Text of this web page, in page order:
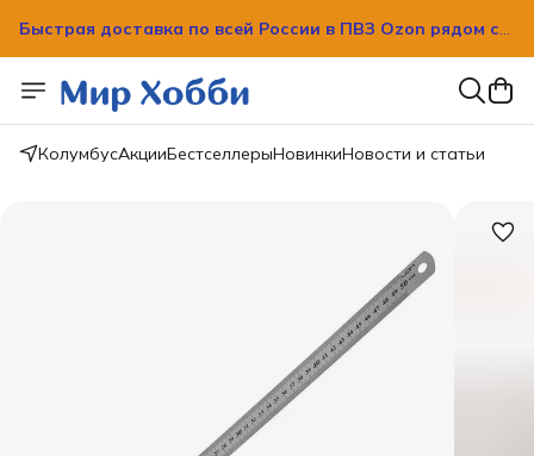
Быстрая доставка по всей России в ПВЗ Ozon рядом с
Быстрая доставка по всей России в ПВЗ Ozon рядом с
вашим домом!
КолумбусАкцииБестселлерыНовинкиНовости и статьи